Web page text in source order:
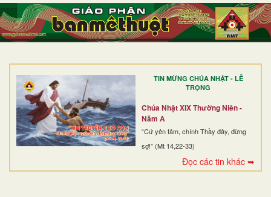
TIN MỪNG CHÚA NHẬT - LỄ
TRỌNG
Chúa Nhật XIX Thường Niên -
Năm A
“Cứ yên tâm, chính Thầy đây, đừng
sợ!” (Mt 14,22-33)
Đọc các tin khác ➥
TRANG NHẤT
GIỚI THIỆU
DÒNG TU
BAN MỤC VỤ
ĐOÀN THỂ CG